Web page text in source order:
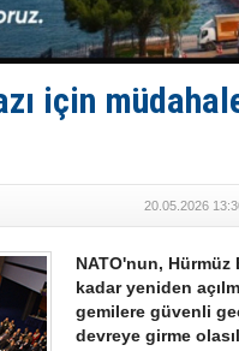
Tekne, su
Bacasında
Dışişleri
Kruvaziyer
için
20.05.2026
NATO'nun, Hürmüz
kadar yeniden
gemilere güvenli
devreye girme